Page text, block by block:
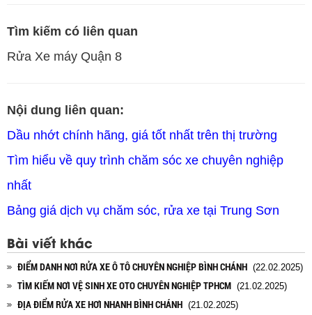
Tìm kiếm có liên quan
Rửa Xe máy Quận 8
Nội dung liên quan:
Dầu nhớt chính hãng, giá tốt nhất trên thị trường
Tìm hiểu về quy trình chăm sóc xe chuyên nghiệp
nhất
Bảng giá dịch vụ chăm sóc, rửa xe tại Trung Sơn
Bài viết khác
ĐIỂM DANH NƠI RỬA XE Ô TÔ CHUYÊN NGHIỆP BÌNH CHÁNH (22.02.2025)
TÌM KIẾM NƠI VỆ SINH XE OTO CHUYÊN NGHIỆP TPHCM (21.02.2025)
ĐỊA ĐIỂM RỬA XE HƠI NHANH BÌNH CHÁNH (21.02.2025)